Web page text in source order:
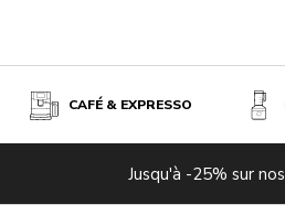
CAFÉ & EXPRESSO
Jusqu'à -25% sur